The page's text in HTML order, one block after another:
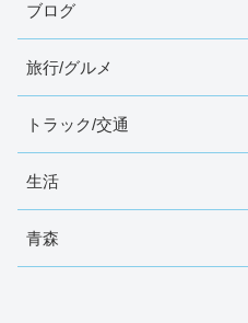
ブログ
旅行/グルメ
トラック/交通
生活
青森